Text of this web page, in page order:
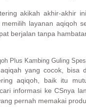
akikah akhir-akhir
layanan aqiqoh
berjalan tanpa
Plus Kambing Guling
yang cocok, bisa
aqiqoh, baik itu
informasi ke CSnya
pernah memakai